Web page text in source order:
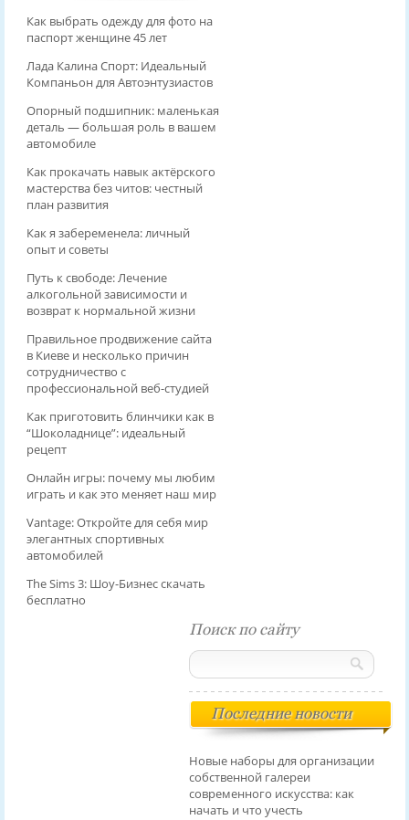
Как выбрать одежду для фото на
паспорт женщине 45 лет
Лада Калина Спорт: Идеальный
Компаньон для Автоэнтузиастов
Опорный подшипник: маленькая
деталь — большая роль в вашем
автомобиле
Как прокачать навык актёрского
мастерства без читов: честный
план развития
Как я забеременела: личный
опыт и советы
Путь к свободе: Лечение
алкогольной зависимости и
возврат к нормальной жизни
Правильное продвижение сайта
в Киеве и несколько причин
сотрудничество с
профессиональной веб-студией
Как приготовить блинчики как в
“Шоколаднице”: идеальный
рецепт
Онлайн игры: почему мы любим
играть и как это меняет наш мир
Vantage: Откройте для себя мир
элегантных спортивных
автомобилей
The Sims 3: Шоу-Бизнес скачать
бесплатно
Поиск по сайту
Последние новости
Новые наборы для организации
собственной галереи
современного искусства: как
начать и что учесть